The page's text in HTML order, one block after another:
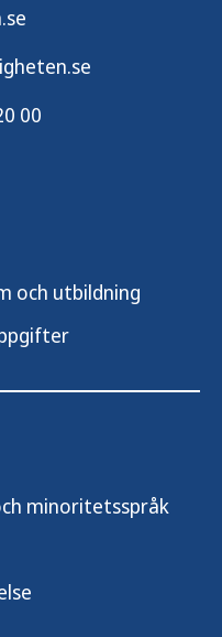
00
och utbildning
minoritetsspråk